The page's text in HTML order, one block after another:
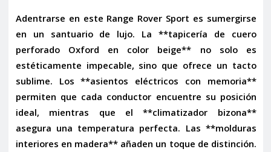
Adentrarse en este Range Rover Sport es sumergirse
en un santuario de lujo. La **tapicería de cuero
perforado Oxford en color beige** no solo es
estéticamente impecable, sino que ofrece un tacto
sublime. Los **asientos eléctricos con memoria**
permiten que cada conductor encuentre su posición
ideal, mientras que el **climatizador bizona**
asegura una temperatura perfecta. Las **molduras
interiores en madera** añaden un toque de distinción.